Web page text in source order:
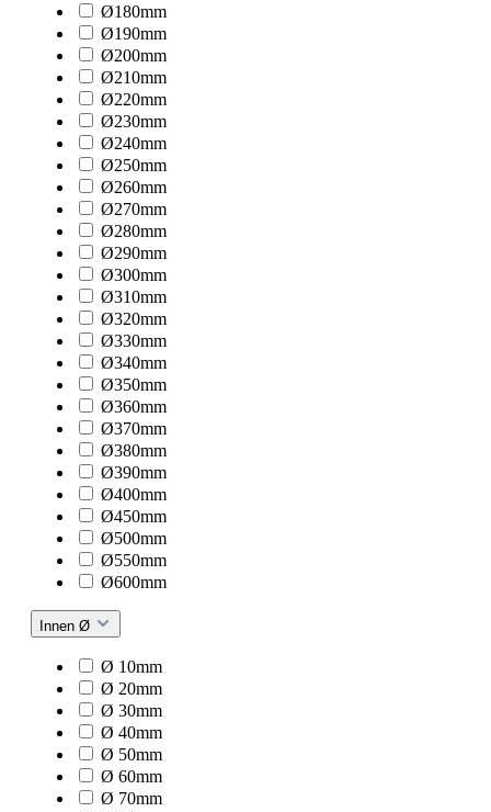
Ø180mm
Ø190mm
Ø200mm
Ø210mm
Ø220mm
Ø230mm
Ø240mm
Ø250mm
Ø260mm
Ø270mm
Ø280mm
Ø290mm
Ø300mm
Ø310mm
Ø320mm
Ø330mm
Ø340mm
Ø350mm
Ø360mm
Ø370mm
Ø380mm
Ø390mm
Ø400mm
Ø450mm
Ø500mm
Ø550mm
Ø600mm
Innen Ø
Ø 10mm
Ø 20mm
Ø 30mm
Ø 40mm
Ø 50mm
Ø 60mm
Ø 70mm